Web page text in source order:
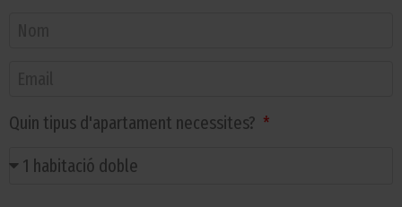
Quin tipus d'apartament necessites?